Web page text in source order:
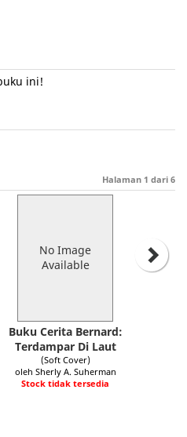
ini!
Halaman 1 dari 6
No Image
Available
Buku Cerita Bernard:
Terdampar Di Laut
(Soft Cover)
oleh Sherly A. Suherman
Stock tidak tersedia